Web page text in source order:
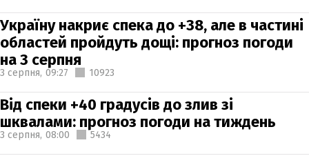
Україну накриє спека до +38, але в частині
областей пройдуть дощі: прогноз погоди
на 3 серпня
3 серпня, 09:27 10923
Від спеки +40 градусів до злив зі
шквалами: прогноз погоди на тиждень
3 серпня, 08:00 5434